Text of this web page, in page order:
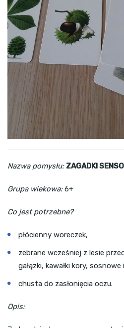
Nazwa pomysłu: ZAGADKI
Grupa wiekowa:6+
Co jest potrzebne?
płócienny woreczek,
zebrane wcześniej z lesie
gałązki, kawałki kory, sosnowe
chusta do zasłonięcia oczu.
Opis: